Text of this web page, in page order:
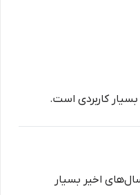
کاربردی است.
اخیر بسیار